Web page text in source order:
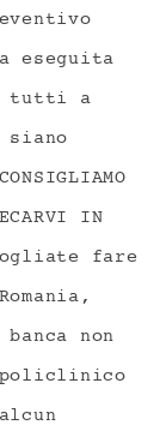
eseguita
tutti a
IN
fare
non